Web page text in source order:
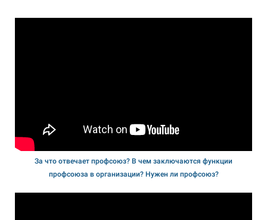
За что отвечает профсоюз? В чем заключаются функции
профсоюза в организации? Нужен ли профсоюз?